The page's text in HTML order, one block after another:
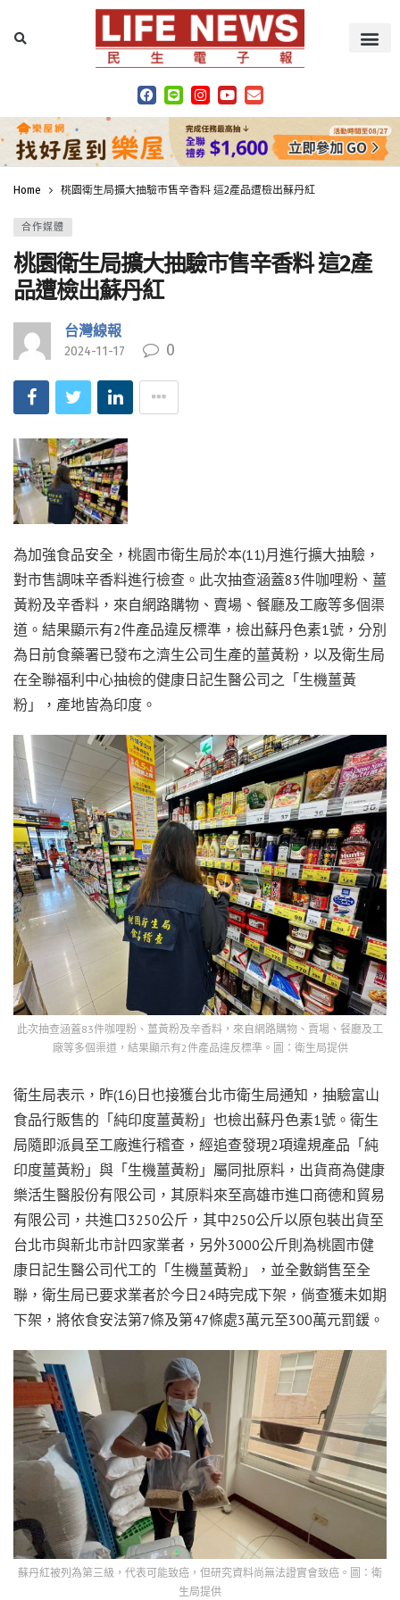
Home 桃園衛生局擴大抽驗市售辛香料 這2產品遭檢出蘇丹紅
合作媒體
桃園衛生局擴大抽驗市售辛香料 這2產
品遭檢出蘇丹紅
台灣線報
2024-11-17 0
為加強食品安全，桃園市衛生局於本(11)月進行擴大抽驗，
對市售調味辛香料進行檢查。此次抽查涵蓋83件咖哩粉、薑
黃粉及辛香料，來自網路購物、賣場、餐廳及工廠等多個渠
道。結果顯示有2件產品違反標準， 檢出蘇丹色素1號，分別
為日前食藥署已發布之濟生公司生產的薑黃粉，以及衛生局
在全聯福利中心抽檢的健康日記生醫公司之「生機薑黃
粉」，產地皆為印度。
此次抽查涵蓋83件咖哩粉、薑黃粉及辛香料，來自網路購物、賣場、餐廳及工
廠等多個渠道，結果顯示有2件產品違反標準。 圖：衛生局提供
衛生局表示，昨(16)日也接獲台北市衛生局通知，抽驗富山
食品行販售的「純印度薑黃粉」也檢出蘇丹色素1號。衛生
局隨即派員至工廠進行稽查，經追查發現2項違規產品「純
印度薑黃粉」與「生機薑黃粉」屬同批原料，出貨商為健康
樂活生醫股份有限公司，其原料來至高雄市進口商德和貿易
有限公司，共進口3250公斤，其中250公斤以原包裝出貨至
台北市與新北市計四家業者，另外3000公斤則為桃園市健
康日記生醫公司代工的「生機薑黃粉」，並全數銷售至全
聯，衛生局已要求業者於今日24時完成下架，倘查獲未如期
下架，將依食安法第7條及第47條處3萬元至300萬元罰鍰。
蘇丹紅被列為第三級，代表可能致癌，但研究資料尚無法證實會致癌。圖：衛
生局提供